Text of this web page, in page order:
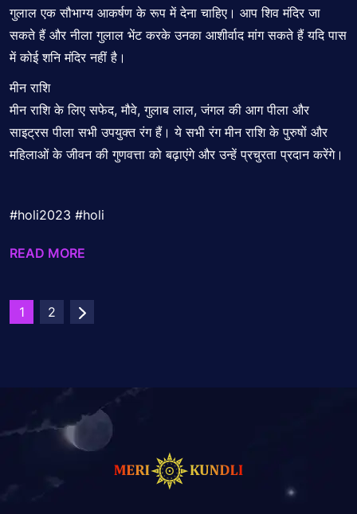
गुलाल एक सौभाग्य आकर्षण के रूप में देना चाहिए। आप शिव मंदिर जा
सकते हैं और नीला गुलाल भेंट करके उनका आशीर्वाद मांग सकते हैं यदि पास
में कोई शनि मंदिर नहीं है।
मीन राशि
मीन राशि के लिए सफेद, मौवे, गुलाब लाल, जंगल की आग पीला और
साइट्रस पीला सभी उपयुक्त रंग हैं। ये सभी रंग मीन राशि के पुरुषों और
महिलाओं के जीवन की गुणवत्ता को बढ़ाएंगे और उन्हें प्रचुरताप्रदान करेंगे।
#holi2023 #holi
READ MORE
Posts
1 2